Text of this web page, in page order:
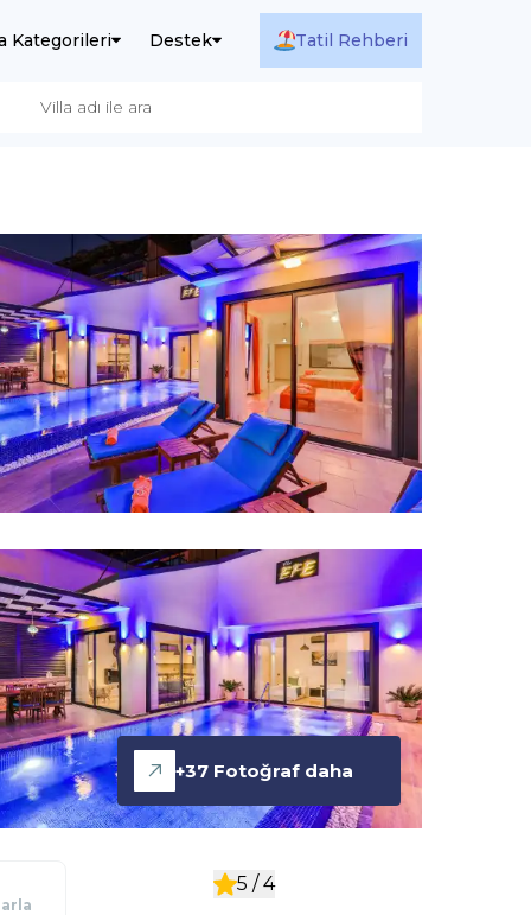
Kategorileri Destek Tatil Rehberi
+37 Fotoğraf daha
5 /4